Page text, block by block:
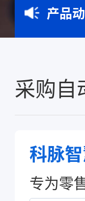
产品动
采购自
科脉
专为零